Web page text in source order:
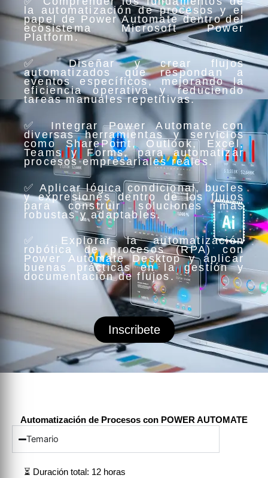
la automatización de procesos y el
papel de Power Automate dentro del
ecosistema Microsoft Power
Platform.
✅ Diseñar y crear flujos
automatizados que respondan a
eventos específicos, mejorando la
eficiencia operativa y reduciendo
tareas manuales repetitivas.
✅ Integrar Power Automate con
diversas herramientas y servicios
como SharePoint, Outlook, Excel,
Teams y Forms, para automatizar
procesos empresariales reales.
✅ Aplicar lógica condicional, bucles
y expresiones dentro de los flujos
para construir soluciones más
robustas y adaptables.
✅ Explorar la automatización
robótica de procesos (RPA) con
Power Automate Desktop y aplicar
buenas prácticas en la gestión y
documentación de flujos.
Inscribete
Automatización de Procesos con POWER AUTOMATE
Temario
⏳ Duración total: 12 horas